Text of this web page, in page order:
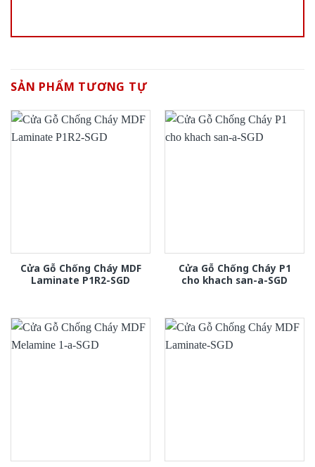
SẢN PHẨM TƯƠNG TỰ
Cửa Gỗ Chống Cháy MDF
Laminate P1R2-SGD
Cửa Gỗ Chống Cháy P1
cho khach san-a-SGD